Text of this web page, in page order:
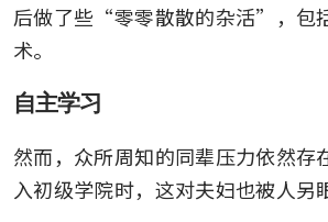
后做了些“零零散散的杂活”，包
术。
自主学习
然而，众所周知的同辈压力依然存
入初级学院时，这对夫妇也被人另